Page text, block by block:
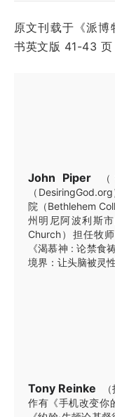
原文刊载于《派博
书英文版 41-43
John Piper
（
院（Bethlehem
州明尼阿波利斯
Church）担任牧
《渴慕神 : 论禁食
境界：让头脑被灵
Tony Reinke
作有《手机改变你